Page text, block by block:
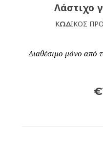
Λάστιχο
ΚΩΔΙΚΟΣ
Διαθέσιμο μόνο από